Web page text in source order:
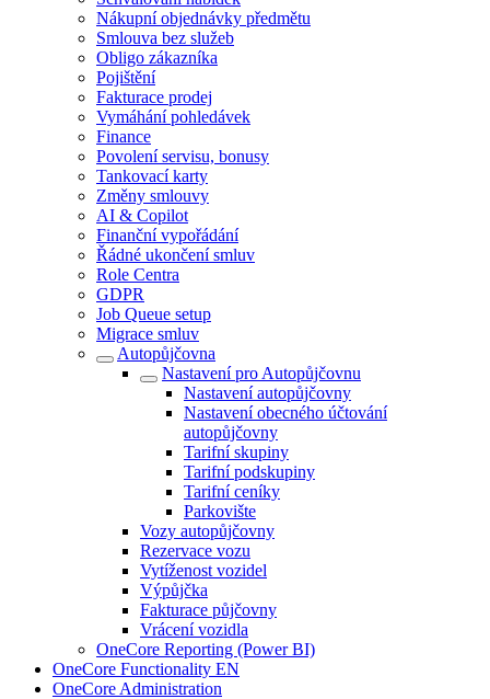
Nákupní objednávky předmětu
Smlouva bez služeb
Obligo zákazníka
Pojištění
Fakturace prodej
Vymáhání pohledávek
Finance
Povolení servisu, bonusy
Tankovací karty
Změny smlouvy
AI & Copilot
Finanční vypořádání
Řádné ukončení smluv
Role Centra
GDPR
Job Queue setup
Migrace smluv
Autopůjčovna
Nastavení pro Autopůjčovnu
Nastavení autopůjčovny
Nastavení obecného účtování
autopůjčovny
Tarifní skupiny
Tarifní podskupiny
Tarifní ceníky
Parkovište
Vozy autopůjčovny
Rezervace vozu
Vytíženost vozidel
Výpůjčka
Fakturace půjčovny
Vrácení vozidla
OneCore Reporting (Power BI)
OneCore Functionality EN
OneCore Administration